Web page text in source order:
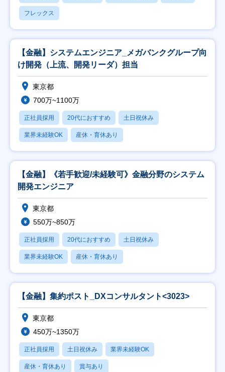
フレックス
【金融】システムエンジニア_メガバンクグループ向
け開発（上流、開発リーダ）担当
東京都
700万~1100万
正社員採用 20代におすすめ 土日祝休み
業界未経験OK 産休・育休あり
【金融】《若手歓迎/未経験可》金融分野のシステム
開発エンジニア
東京都
550万~850万
正社員採用 20代におすすめ 土日祝休み
業界未経験OK 産休・育休あり
【金融】集約ポスト_DXコンサルタント<3023>
東京都
450万~1350万
正社員採用 土日祝休み 業界未経験OK
産休・育休あり 賞与あり